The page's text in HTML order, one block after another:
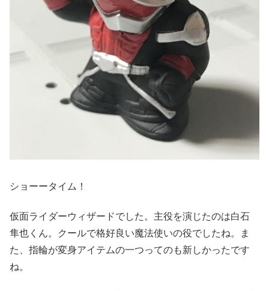
ショーータイム！
仮面ライダーウィザードでした。主役を演じたのは白石
隼也くん。クールで格好良い魔法使いの役でしたね。ま
た、指輪が変身アイテムの一つってのも新しかったです
ね。